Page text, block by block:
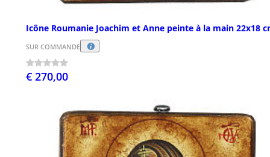
Icône Roumanie Joachim et Anne peinte à la main 22x18
SUR COMMANDE
€ 270,00